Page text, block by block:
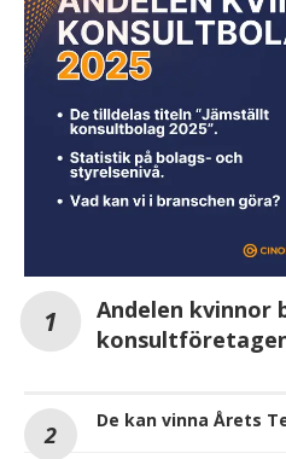
Andelen kvinnor
De kan vinna Årets